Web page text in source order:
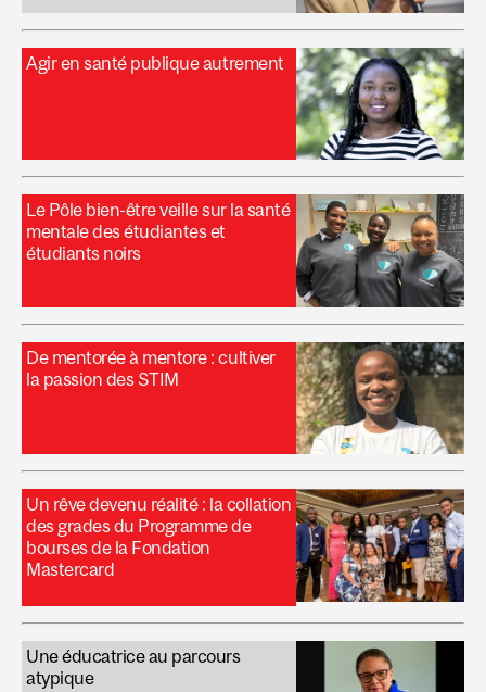
Agir en santé publique autrement
Le Pôle bien-être veille sur la santé
mentale des étudiantes et
étudiants noirs
De mentorée à mentore : cultiver
la passion des STIM
Un rêve devenu réalité : la collation
des grades du Programme de
bourses de la Fondation
Mastercard
Une éducatrice au parcours
atypique